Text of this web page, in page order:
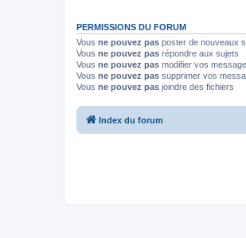
PERMISSIONS DU FORUM
Vous ne pouvez pas poster de nouveaux
Vous ne pouvez pas répondre aux sujets
Vous ne pouvez pas modifier vos
Vous ne pouvez pas supprimer vos
Vous ne pouvez pas joindre des fichiers
Index du forum